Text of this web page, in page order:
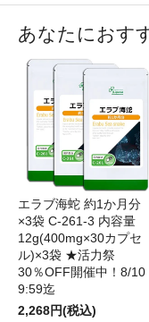
あなたにおす
エラブ海蛇 約1か月分
×3袋 C-261-3 内容量
12g(400mg×30カプセ
ル)×3袋 ★活力祭
30％OFF開催中！8/10
9:59迄
2,268円(税込)